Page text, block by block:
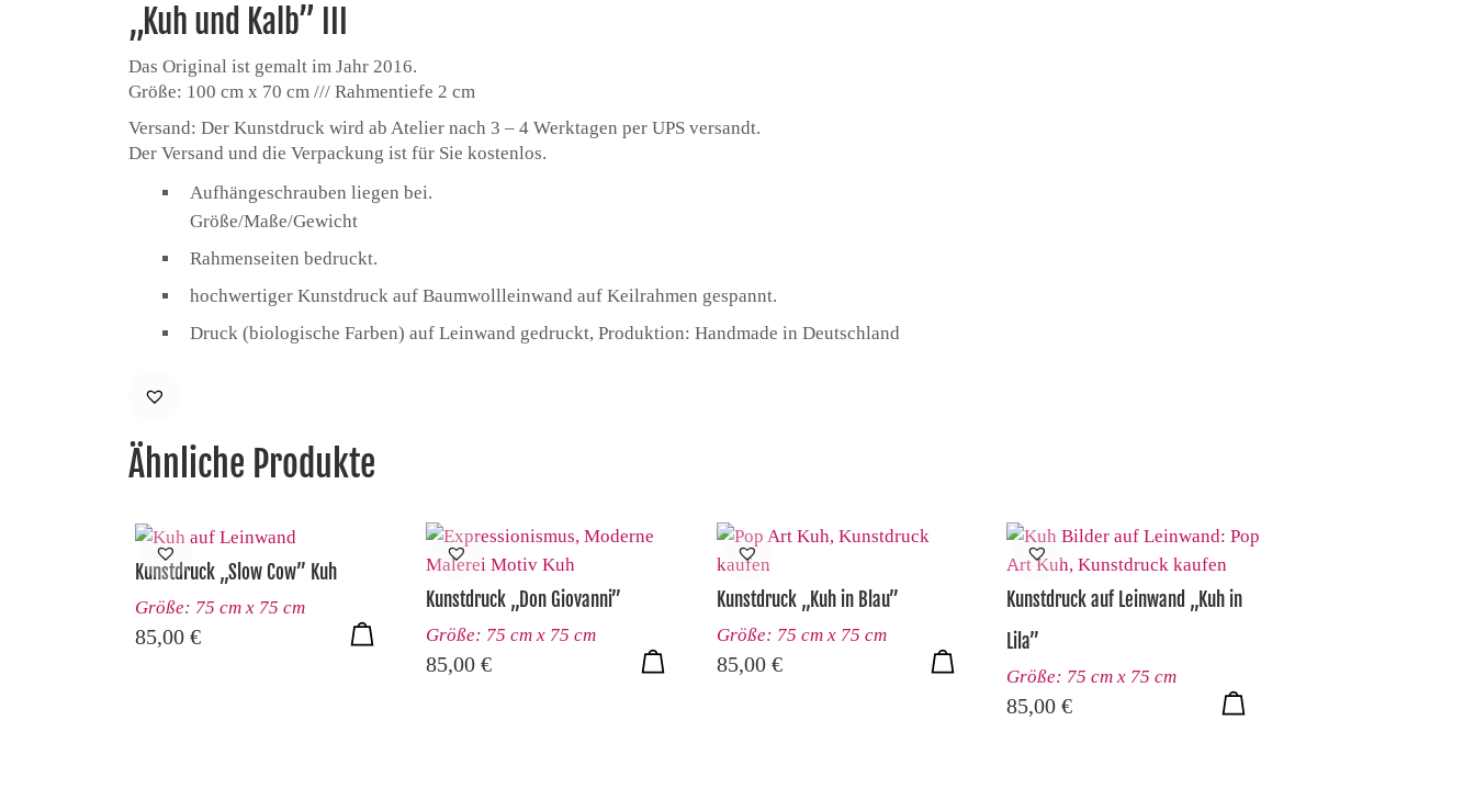
„Kuh und Kalb” III
Das Original ist gemalt im Jahr 2016.
Größe: 100 cm x 70 cm /// Rahmentiefe 2 cm
Versand: Der Kunstdruck wird ab Atelier nach 3 – 4 Werktagen per UPS versandt.
Der Versand und die Verpackung ist für Sie kostenlos.
Aufhängeschrauben liegen bei.
Größe/Maße/Gewicht
Rahmenseiten bedruckt.
hochwertiger Kunstdruck auf Baumwollleinwand auf Keilrahmen gespannt.
Druck (biologische Farben) auf Leinwand gedruckt, Produktion: Handmade in Deutschland
Ähnliche Produkte
Kunstdruck „Slow Cow” Kuh
Größe: 75 cm x 75 cm
85,00 €
Kunstdruck „Don Giovanni”
Größe: 75 cm x 75 cm
85,00 €
Kunstdruck „Kuh in Blau”
Größe: 75 cm x 75 cm
85,00 €
Kunstdruck auf Leinwand „Kuh in
Lila”
Größe: 75 cm x 75 cm
85,00€